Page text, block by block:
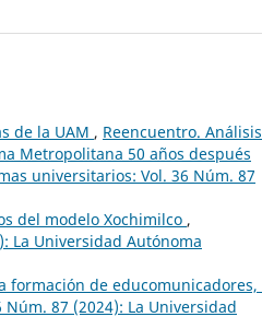
de la UAM , Reencuentro.
Metropolitana 50 años después
universitarios: Vol. 36 Núm. 87
del modelo Xochimilco ,
La Universidad Autónoma
formación de educomunicadores,
87 (2024): La Universidad